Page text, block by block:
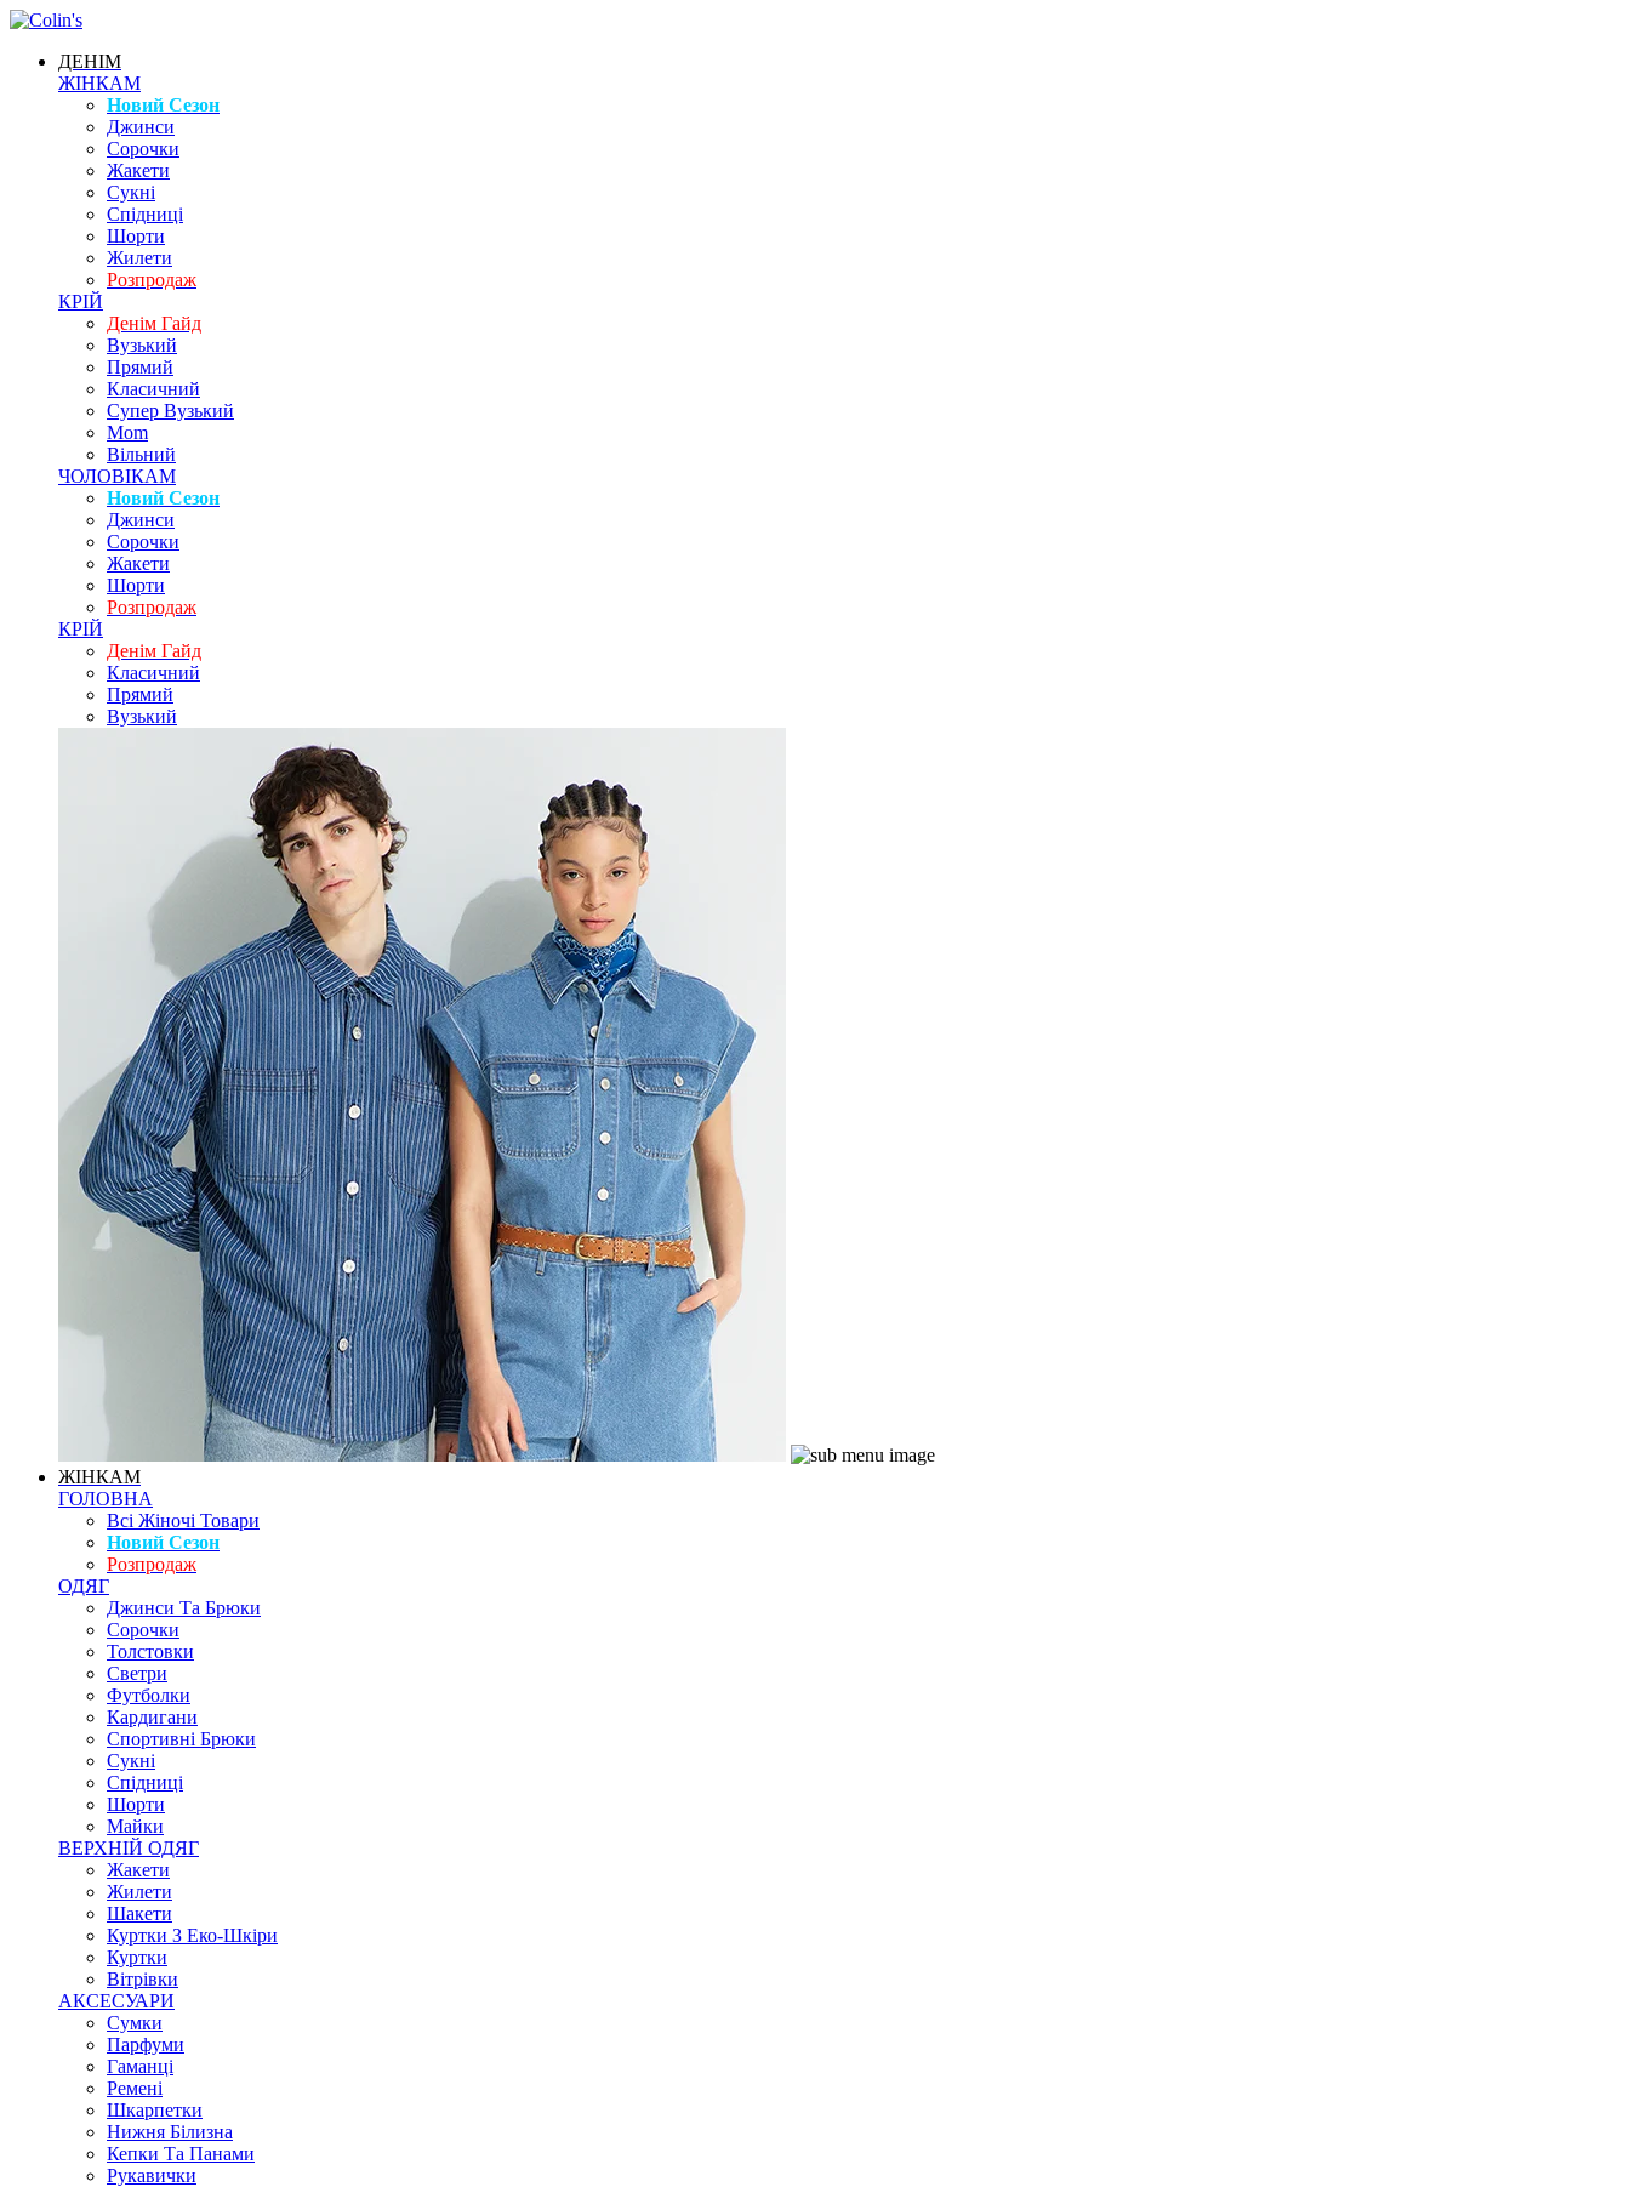
ДЕНІМ
ЖІНКАМ
Новий Сезон
Джинси
Сорочки
Жакети
Сукні
Спідниці
Шорти
Жилети
Розпродаж
КРІЙ
Денім Гайд
Вузький
Прямий
Класичний
Супер Вузький
Mom
Вільний
ЧОЛОВІКАМ
Новий Сезон
Джинси
Сорочки
Жакети
Шорти
Розпродаж
КРІЙ
Денім Гайд
Класичний
Прямий
Вузький
ЖІНКАМ
ГОЛОВНА
Всі Жіночі Товари
Новий Сезон
Розпродаж
ОДЯГ
Джинси Та Брюки
Сорочки
Толстовки
Светри
Футболки
Кардигани
Спортивні Брюки
Сукні
Спідниці
Шорти
Майки
ВЕРХНІЙ ОДЯГ
Жакети
Жилети
Шакети
Куртки З Еко-Шкіри
Куртки
Вітрівки
АКСЕСУАРИ
Сумки
Парфуми
Гаманці
Ремені
Шкарпетки
Нижня Білизна
Кепки Та Панами
Рукавички